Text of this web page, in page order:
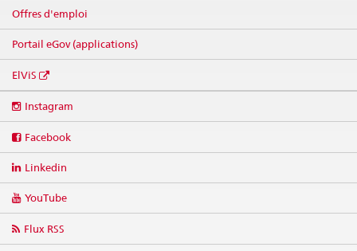
Offres d'emploi
Portail eGov (applications)
ElViS
media
Instagram
Facebook
Linkedin
YouTube
Flux RSS